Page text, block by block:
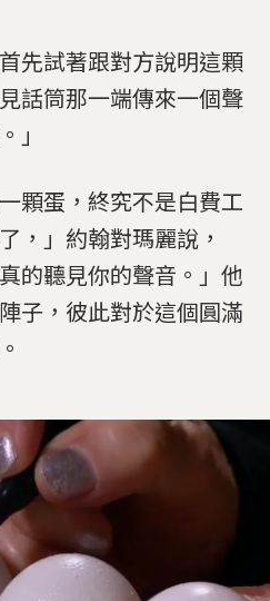
先試著跟對方說明這顆
話筒那一端傳來一個聲
」
顆蛋，終究不是白費工
，」約翰對瑪麗說，
的聽見你的聲音。」他
子，彼此對於這個圓滿